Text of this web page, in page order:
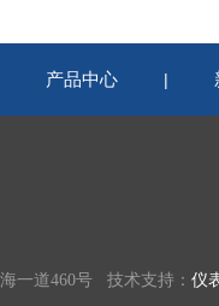
产品中心 |
一道460号 技术支持： 仪